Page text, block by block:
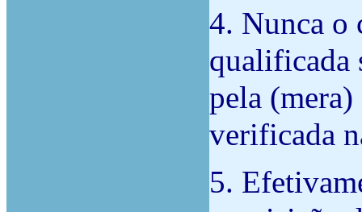
4. Nunca o
qualificada
pela (mera)
verificada
5.